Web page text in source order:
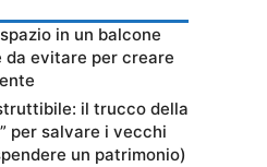
in un balcone
da evitare per creare
il trucco della
per salvare i vecchi
un patrimonio)